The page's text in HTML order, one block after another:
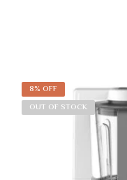
8% OFF
OUT OF STOCK